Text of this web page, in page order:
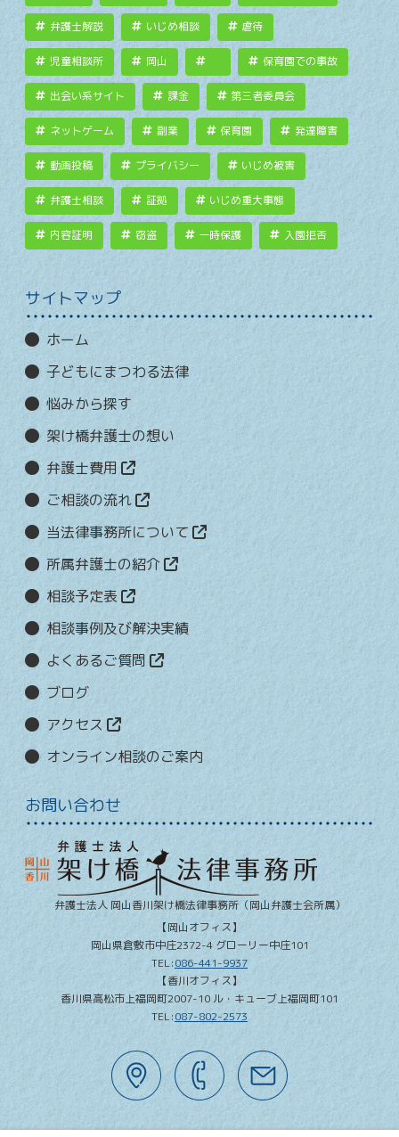
弁護士解説 いじめ相談 虐待
児童相談所 岡山 保育園での事故
出会い系サイト 課金 第三者委員会
ネットゲーム 副業 保育園 発達障害
動画投稿 プライバシー いじめ被害
弁護士相談 証拠 いじめ重大事態
内容証明 窃盗 一時保護 入園拒否
サイトマップ
ホーム
子どもにまつわる法律
悩みから探す
架け橋弁護士の想い
弁護士費用
ご相談の流れ
当法律事務所について
所属弁護士の紹介
相談予定表
相談事例及び解決実績
よくあるご質問
ブログ
アクセス
オンライン相談のご案内
お問い合わせ
弁護士法人 岡山香川架け橋法律事務所（岡山弁護士会所属）
【岡山オフィス】
岡山県倉敷市中庄2372-4 グローリー中庄101
TEL:086-441-9937
【香川オフィス】
香川県高松市 上福岡町2007-10 ル・キューブ上福岡町101
TEL:087-802-2573